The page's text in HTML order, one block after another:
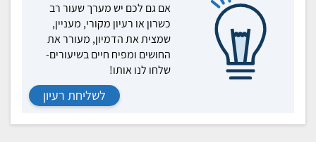
אם גם לכם יש מערך שעור רב
כשרון או רעיון מקורי, מעניין,
שמצית את הדמיון, מעורר את
החושים ומפיח חיים בשיעורים-
שלחו לנו אותו!
לשליחת רעיון